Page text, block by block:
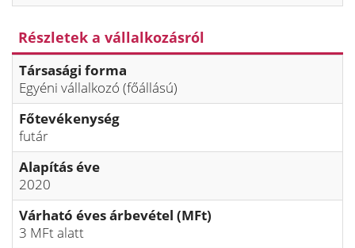
Részletek a vállalkozásról
Társasági forma
Egyéni vállalkozó (főállású)
Főtevékenység
futár
Alapítás éve
2020
Várható éves árbevétel (MFt)
3 MFt alatt